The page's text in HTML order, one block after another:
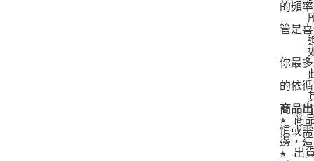
的頻
管是
你最
的依
商品
★ 商
慣或
邊，
★ 出